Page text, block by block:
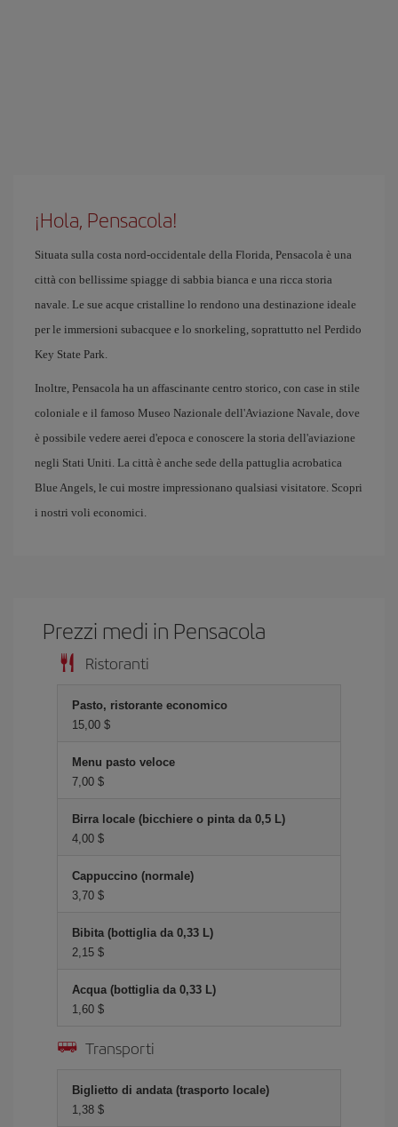
¡Hola, Pensacola!
Situata sulla costa nord-occidentale della Florida, Pensacola è una
città con bellissime spiagge di sabbia bianca e una ricca storia
navale. Le sue acque cristalline lo rendono una destinazione ideale
per le immersioni subacquee e lo snorkeling, soprattutto nel Perdido
Key State Park.
Inoltre, Pensacola ha un affascinante centro storico, con case in stile
coloniale e il famoso Museo Nazionale dell'Aviazione Navale, dove
è possibile vedere aerei d'epoca e conoscere la storia dell'aviazione
negli Stati Uniti. La città è anche sede della pattuglia acrobatica
Blue Angels, le cui mostre impressionano qualsiasi visitatore. Scopri
i nostri voli economici.
Prezzi medi in Pensacola
Ristoranti
Pasto, ristorante economico
15,00 $
Menu pasto veloce
7,00 $
Birra locale (bicchiere o pinta da 0,5 L)
4,00 $
Cappuccino (normale)
3,70 $
Bibita (bottiglia da 0,33 L)
2,15 $
Acqua (bottiglia da 0,33 L)
1,60 $
Transporti
Biglietto di andata (trasporto locale)
1,38 $